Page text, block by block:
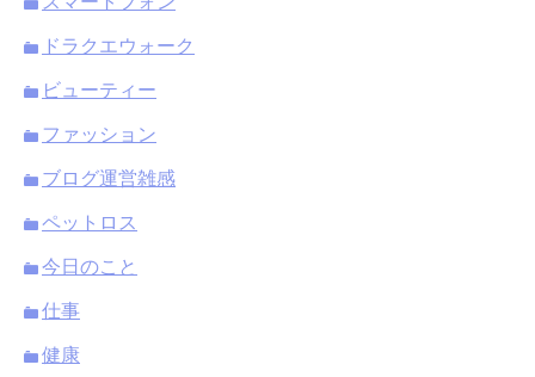
ドラクエウォーク
ビューティー
ファッション
ブログ運営雑感
ペットロス
今日のこと
仕事
健康